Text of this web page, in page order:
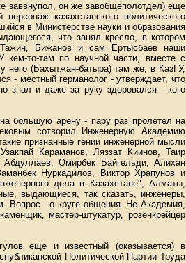
заввнупол, он же завобщеполотдел) еще
казахстанского политического
в Министерстве науки и образования
что занял кресло, в котором
Бижанов и сам Ертысбаев наши
то-там по научной части, вместе с
него (Бахытжан-батыра) там же, в КазГУ,
- местный германолог - утверждает, что
знал и даже за руку здоровался - кого
большую арену - пару раз пролетел на
сотворил Инженерную Академию
признанные гении инженерной мысли
Караманов, Ляззат Киинов, Таир
Омирбек Байгельди, Алихан
Нуркадилов, Виктор Храпунов и
дела в Казахстане", Алматы,
выдающиеся, так сказать, инженеры,
Вопрос - о круге общения. Не Академия,
мастер-штукатур, розенкрейцер
еще и известный (оказывается) в
Политической Партии Труда